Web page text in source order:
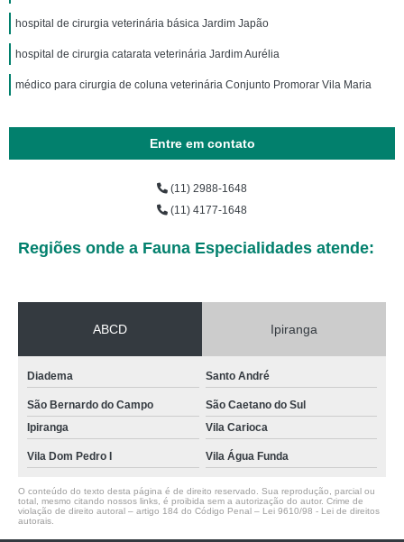
hospital de cirurgia veterinária básica Jardim Japão
hospital de cirurgia catarata veterinária Jardim Aurélia
médico para cirurgia de coluna veterinária Conjunto Promorar Vila Maria
Entre em contato
(11) 2988-1648
(11) 4177-1648
Regiões onde a Fauna Especialidades atende:
ABCD Ipiranga
Diadema Santo André
São Bernardo do Campo
São Caetano do Sul
Ipiranga
Vila Carioca
Vila Dom Pedro I Vila Água Funda
O conteúdo do texto desta página é de direito reservado. Sua reprodução, parcial ou
total, mesmo citando nossos links, é proibida sem a autorização do autor. Crime de
violação de direito autoral – artigo 184 do Código Penal – Lei 9610/98 - Lei de direitos
autorais